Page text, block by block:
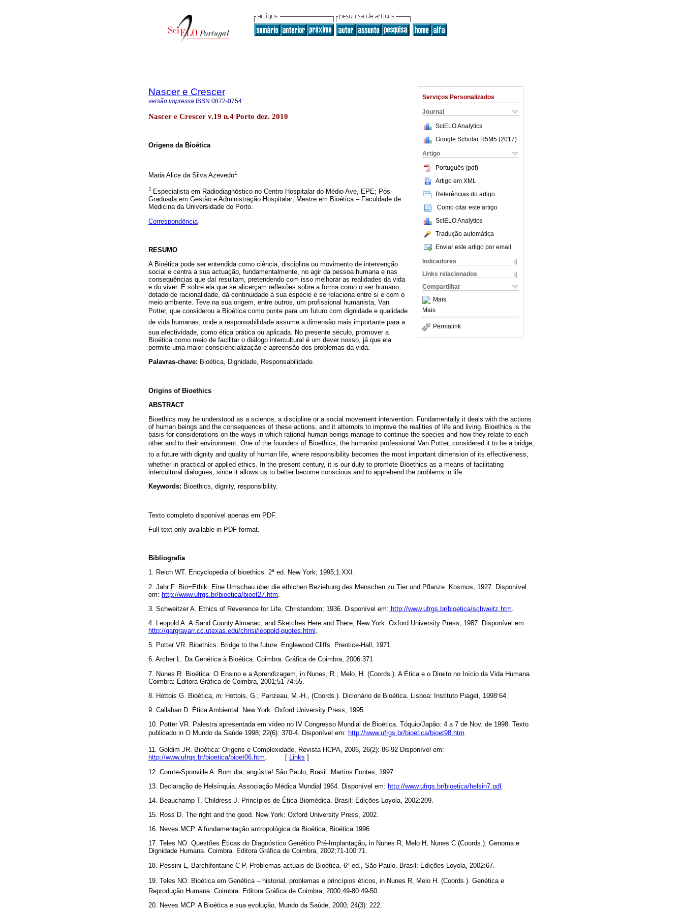
Serviços Personalizados
Journal
SciELO Analytics
Google Scholar H5M5 (2017)
Artigo
Português (pdf)
Artigo em XML
Referências do artigo
Como citar este artigo
SciELO Analytics
Tradução automática
Enviar este artigo por email
Indicadores
Links relacionados
Compartilhar
Mais
Mais
Permalink
Nascer e Crescer
versão impressa ISSN 0872-0754
Nascer e Crescer v.19 n.4 Porto dez. 2010
Origens da Bioética
Maria Alice da Silva Azevedo1
1 Especialista em Radiodiagnóstico no Centro Hospitalar do Médio Ave, EPE; Pós-
Graduada em Gestão e Administração Hospitalar; Mestre em Bioética – Faculdade de
Medicina da Universidade do Porto.
Correspondência
RESUMO
A Bioética pode ser entendida como ciência, disciplina ou movimento de intervenção
social e centra a sua actuação, fundamentalmente, no agir da pessoa humana e nas
consequências que daí resultam, pretendendo com isso melhorar as realidades da vida
e do viver. É sobre ela que se alicerçam reflexões sobre a forma como o ser humano,
dotado de racionalidade, dá continuidade à sua espécie e se relaciona entre si e com o
meio ambiente. Teve na sua origem, entre outros, um profissional humanista, Van
Potter, que considerou a Bioética como ponte para um futuro com dignidade e qualidade
de vida humanas, onde a responsabilidade assume a dimensão mais importante para a
sua efectividade, como ética prática ou aplicada. No presente século, promover a
Bioética como meio de facilitar o diálogo intercultural é um dever nosso, já que ela
permite uma maior consciencialização e apreensão dos problemas da vida.
Palavras-chave: Bioética, Dignidade, Responsabilidade.
Origins of Bioethics
ABSTRACT
Bioethics may be understood as a science, a discipline or a social movement intervention. Fundamentally it deals with the actions
of human beings and the consequences of these actions, and it attempts to improve the realities of life and living. Bioethics is the
basis for considerations on the ways in which rational human beings manage to continue the species and how they relate to each
other and to their environment. One of the founders of Bioethics, the humanist professional Van Potter, considered it to be a bridge,
to a future with dignity and quality of human life, where responsibility becomes the most important dimension of its effectiveness,
whether in practical or applied ethics. In the present century, it is our duty to promote Bioethics as a means of facilitating
intercultural dialogues, since it allows us to better become conscious and to apprehend the problems in life.
Keywords: Bioethics, dignity, responsibility.
Texto completo disponível apenas em PDF.
Full text only available in PDF format.
Bibliografia
1. Reich WT. Encyclopedia of bioethics. 2ª ed. New York; 1995;1:XXI.
2. Jahr F. Bio=Ethik. Eine Umschau über die ethichen Beziehung des Menschen zu Tier und Pflanze. Kosmos, 1927. Disponível
em: http://www.ufrgs.br/bioetica/bioet27.htm
3. Schweitzer A. Ethics of Reverence for Life, Christendom; 1936. Disponível em: http://www.ufrgs.br/bioetica/schweitz.htm
4. Leopold A. A Sand County Almanac, and Sketches Here and There, New York. Oxford University Press, 1987. Disponível em:
http://gargravarr.cc.utexas.edu/chrisi/leopold-quotes.html .
5. Potter VR. Bioethics: Bridge to the future. Englewood Cliffs: Prentice-Hall, 1971.
6. Archer L. Da Genética à Bioética. Coimbra: Gráfica de Coimbra, 2006:371.
7. Nunes R. Bioética: O Ensino e a Aprendizagem, in Nunes, R.; Melo, H. (Coords.). A Ética e o Direito no Início da Vida Humana.
Coimbra: Editora Gráfica de Coimbra, 2001;51-74:55.
8. Hottois G. Bioética, in: Hottois, G.; Parizeau, M.-H., (Coords.).
Dicionário de Bioética. Lisboa: Instituto Piaget, 1998:64.
9. Callahan D. Ética Ambiental. New York: Oxford University Press, 1995.
10. Potter VR. Palestra apresentada em vídeo no IV Congresso Mundial de Bioética. Tóquio/Japão: 4 a 7 de Nov. de 1998. Texto
publicado in O Mundo da Saúde 1998; 22(6): 370-4. Disponível em: http://www.ufrgs.br/bioetica/bioet98.htm.
11. Goldim JR. Bioética: Origens e Complexidade, Revista HCPA, 2006, 26(2): 86-92 Disponível em:
http://www.ufrgs.br/bioetica/bioet06.htm. [ Links ]
12. Comte-Sponville A. Bom dia, angústia! São Paulo, Brasil: Martins Fontes, 1997.
13. Declaração de Helsínquia. Associação Médica Mundial 1964. Disponível em: http://www.ufrgs.br/bioetica/helsin7.pdf
14. Beauchamp T, Childress J. Princípios de Ética Biomédica. Brasil: Edições Loyola, 2002:209.
15. Ross D. The right and the good. New York: Oxford University Press, 2002.
16. Neves MCP. A fundamentação antropológica da Bioética, Bioética.1996.
17. Teles NO. Questões Éticas do Diagnóstico Genético Pré-Implantação, in Nunes R, Melo H, Nunes C (Coords.): Genoma e
Dignidade Humana. Coimbra. Editora Gráﬁca de Coimbra, 2002;71-100:71.
18. Pessini L, Barchifontaine C P. Problemas actuais de Bioética. 6ª ed., São Paulo. Brasil: Edições Loyola, 2002:67.
19. Teles NO. Bioética em Genética – historial, problemas e princípios éticos, in Nunes R, Melo H. (Coords.). Genética e
Reprodução Humana. Coimbra: Editora Gráﬁca de Coimbra, 2000;49-80:49-50.
20. Neves MCP. A Bioética e sua evolução, Mundo da Saúde, 2000; 24(3): 222.